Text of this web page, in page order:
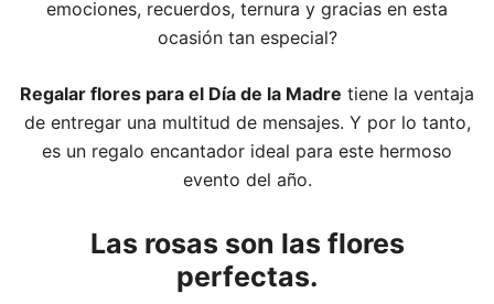
emociones, recuerdos, ternura y gracias en esta
ocasión tan especial?
Regalar flores para el Día de la Madre tiene la ventaja
de entregar una multitud de mensajes. Y por lo tanto,
es un regalo encantador ideal para este hermoso
evento del año.
Las rosas son las flores
perfectas.